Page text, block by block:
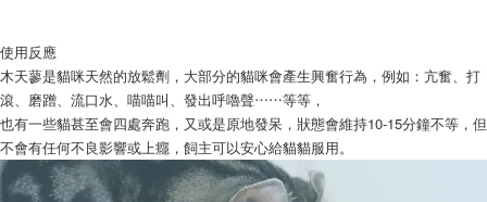
使用反應
木天蓼是貓咪天然的放鬆劑，大部分的貓咪會產生興奮行為，例如：亢奮、打
滾、磨蹭、流口水、喵喵叫、發出呼嚕聲⋯⋯等等，
也有一些貓甚至會四處奔跑，又或是原地發呆，狀態會維持10-15分鐘不等，但
不會有任何不良影響或上癮，飼主可以安心給貓貓服用。